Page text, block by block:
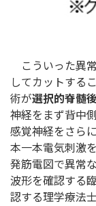
こういった異
してカットする
術が選択的脊髄
神経をまず背中
感覚神経をさら
本一本電気刺激
発筋電図で異常
波形を確認する
認する理学療法